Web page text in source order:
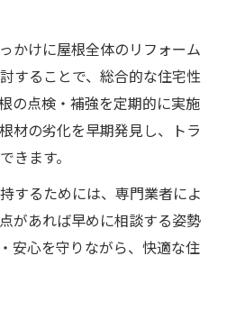
かけに屋根全体のリフォーム
することで、総合的な住宅性
の点検・補強を定期的に実施
材の劣化を早期発見し、トラ
きます。
するためには、専門業者によ
があれば早めに相談する姿勢
安心を守りながら、快適な住